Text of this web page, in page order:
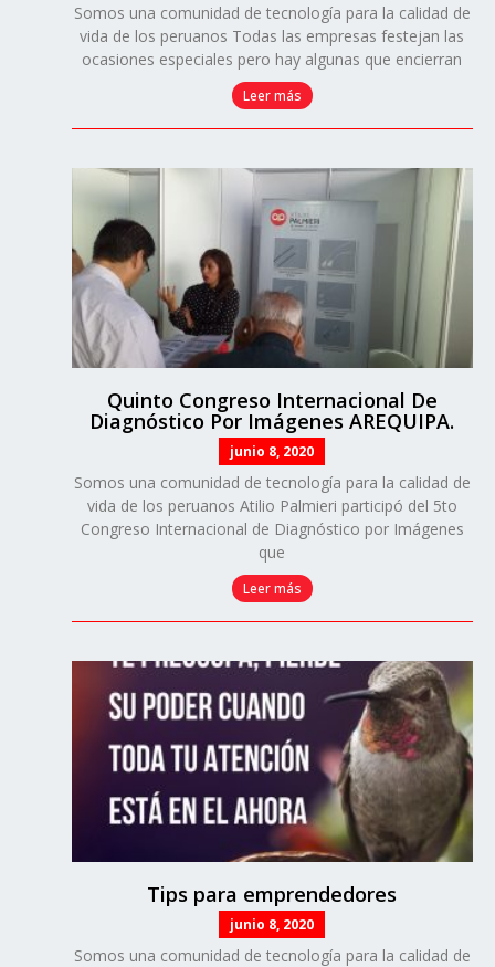
Somos una comunidad de tecnología para la calidad de
vida de los peruanos Todas las empresas festejan las
ocasiones especiales pero hay algunas que encierran
Leer más
Quinto Congreso Internacional De
Diagnóstico Por Imágenes AREQUIPA.
junio 8, 2020
Somos una comunidad de tecnología para la calidad de
vida de los peruanos Atilio Palmieri participó del 5to
Congreso Internacional de Diagnóstico por Imágenes
que
Leer más
Tips para emprendedores
junio 8, 2020
Somos una comunidad de tecnología para la calidad de